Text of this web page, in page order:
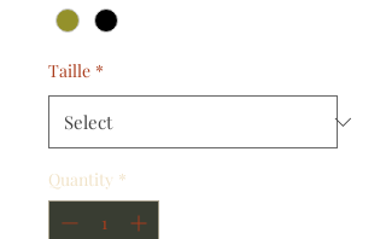
Taille *
Quantity *